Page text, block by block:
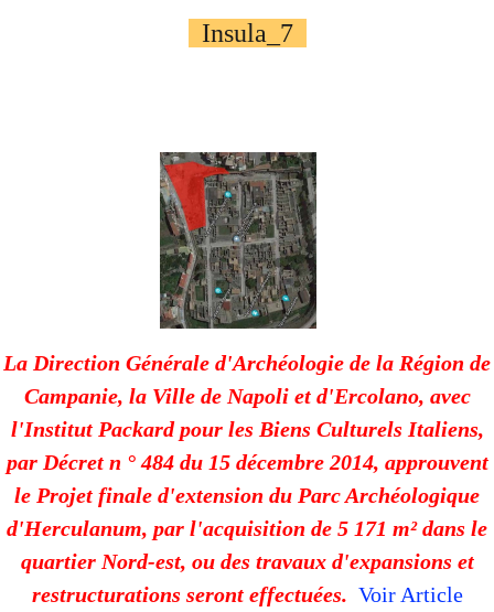
Insula_7
La Direction Générale d'Archéologie de la Région de
Campanie, la Ville de Napoli et d'Ercolano, avec
l'Institut Packard pour les Biens Culturels Italiens,
par Décret n ° 484 du 15 décembre 2014, approuvent
le Projet finale d'extension du Parc Archéologique
d'Herculanum, par l'acquisition de 5 171 m² dans le
quartier Nord-est, ou des travaux d'expansions et
restructurations seront effectuées. Voir Article